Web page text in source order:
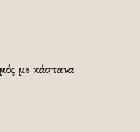
με κάστανα